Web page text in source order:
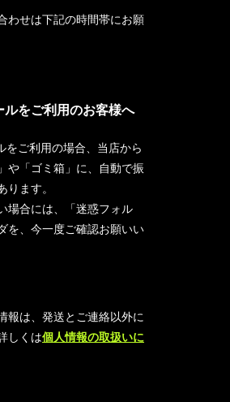
わせは下記の時間帯にお願
をご利用のお客様へ
をご利用の場合、当店から
や「ゴミ箱」に、自動で振
ます。
場合には、「迷惑フォル
を、今一度ご確認お願いい
報は、発送とご連絡以外に
しくは個人情報の取扱いに